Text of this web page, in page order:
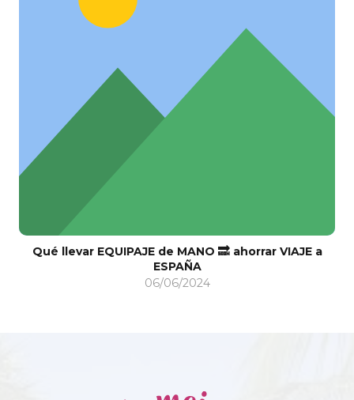
llevar EQUIPAJE de MANO 🔜 ahorrar VIAJE a
06/06/2024